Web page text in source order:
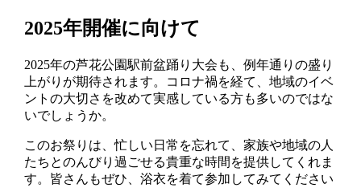
2025年開催に向けて
2025年の芦花公園駅前盆踊り大会も、例年通りの盛り
上がりが期待されます。コロナ禍を経て、地域のイベ
ントの大切さを改めて実感している方も多いのではな
いでしょうか。
このお祭りは、忙しい日常を忘れて、家族や地域の人
たちとのんびり過ごせる貴重な時間を提供してくれま
す。皆さんもぜひ、浴衣を着て参加してみてください